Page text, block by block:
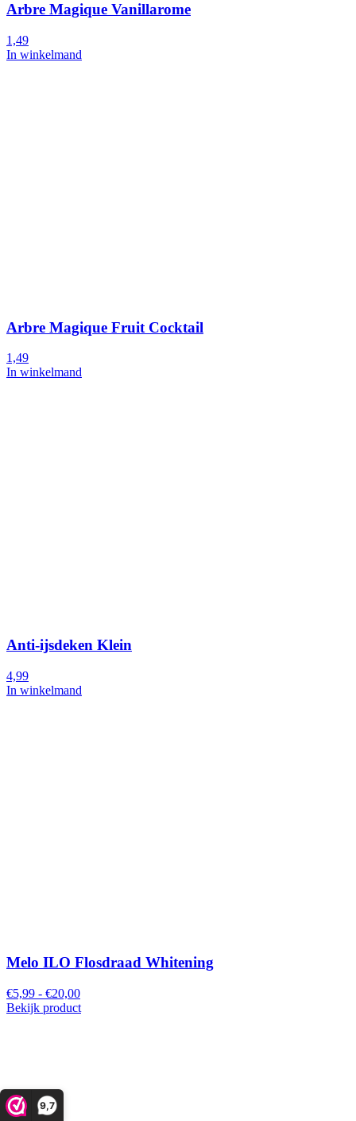
9,7
Arbre Magique Vanillarome
1,49
In winkelmand
Arbre Magique Fruit Cocktail
1,49
In winkelmand
Anti-ijsdeken Klein
4,99
In winkelmand
Melo ILO Flosdraad Whitening
€5,99 - €20,00
Bekijk product